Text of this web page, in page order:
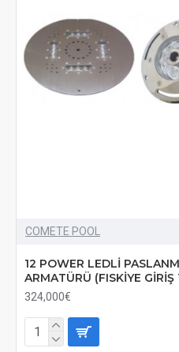
COMETE POOL
12 POWER LEDLİ
ARMATÜRÜ (FISKİYE GİRİŞ
324,000€